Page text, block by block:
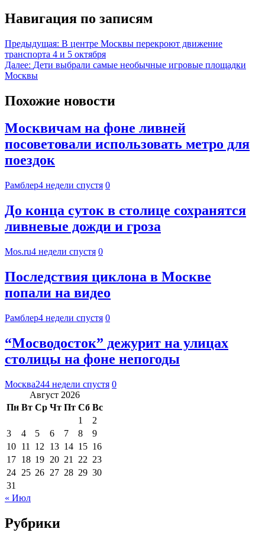
Навигация по записям
Предыдущая: В центре Москвы перекроют движение
транспорта 4 и 5 октября
Далее: Дети выбрали самые необычные игровые площадки
Москвы
Похожие новости
Москвичам на фоне ливней
посоветовали использовать метро для
поездок
Рамблер4 недели спустя 0
До конца суток в столице сохранятся
ливневые дожди и гроза
Mos.ru4 недели спустя 0
Последствия циклона в Москве
попали на видео
Рамблер4 недели спустя 0
“Мосводосток” дежурит на улицах
столицы на фоне непогоды
Москва244 недели спустя 0
Август 2026
Пн Вт Ср Чт Пт Сб Вс
1
2
3
4 5 6 7 8
9
10 11 12 13 14 15 16
17 18 19 20 21 22 23
24 25 26 27 28 29 30
31
« Июл
Рубрики